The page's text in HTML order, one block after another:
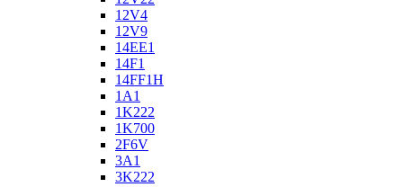
12V4
12V9
14EE1
14F1
14FF1H
1A1
1K222
1K700
2F6V
3A1
3K222